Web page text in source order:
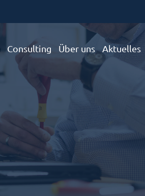
Consulting Über uns Aktuelles